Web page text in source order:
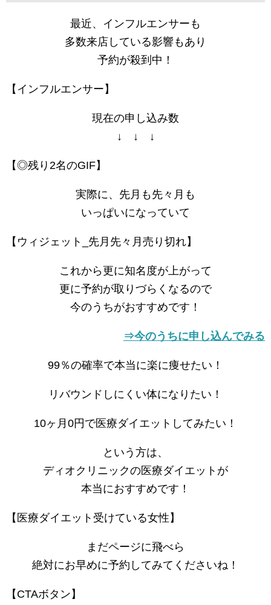
最近、インフルエンサーも
多数来店している影響もあり
予約が殺到中！
【インフルエンサー】
現在の申し込み数
↓ ↓ ↓
【◎残り2名のGIF】
実際に、先月も先々月も
いっぱいになっていて
【ウィジェット_先月先々月売り切れ】
これから更に知名度が上がって
更に予約が取りづらくなるので
今のうちがおすすめです！
⇒今のうちに申し込んでみる
99％の確率で本当に楽に痩せたい！
リバウンドしにくい体になりたい！
10ヶ月0円で医療ダイエットしてみたい！
という方は、
ディオクリニックの医療ダイエットが
本当におすすめです！
【医療ダイエット受けている女性】
まだページに飛べら
絶対にお早めに予約してみてくださいね！
【CTAボタン】